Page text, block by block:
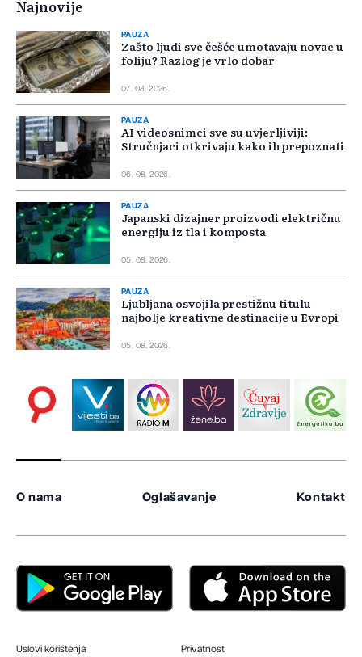
Najnovije
PAUZA
Zašto ljudi sve češće umotavaju novac u
foliju? Razlog je vrlo dobar
07. 08. 2026.
PAUZA
AI videosnimci sve su uvjerljiviji:
Stručnjaci otkrivaju kako ih prepoznati
06. 08. 2026.
PAUZA
Japanski dizajner proizvodi električnu
energiju iz tla i komposta
05. 08. 2026.
PAUZA
Ljubljana osvojila prestižnu titulu
najbolje kreativne destinacije u Evropi
05. 08. 2026.
O nama Oglašavanje Kontakt
Uslovi korištenja Privatnost